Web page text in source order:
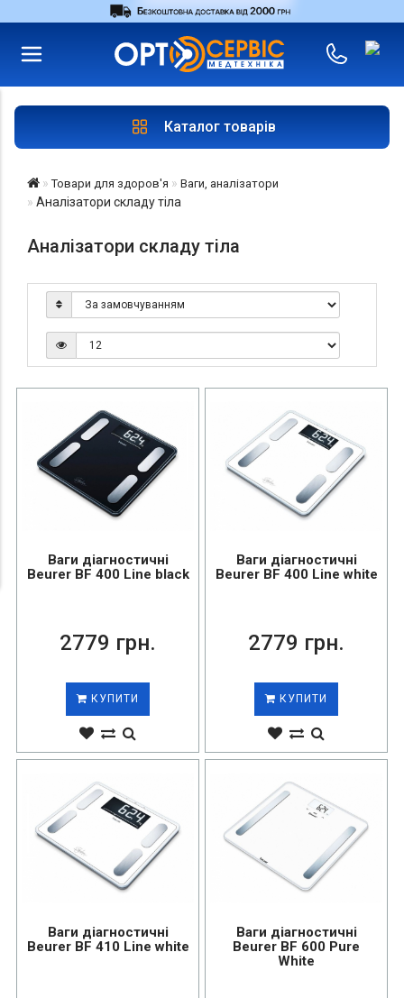
Магазини
UA Увійти
Каталог товарів
Товари для здоров'я Ваги, аналізатори
Аналізатори складу тіла
Аналізатори складу тіла
Ваги діагностичні
Beurer BF 400 Line black
2779 грн.
КУПИТИ
Ваги діагностичні
Beurer BF 400 Line white
2779 грн.
КУПИТИ
Ваги діагностичні
Beurer BF 410 Line white
Ваги діагностичні
Beurer BF 600 Pure
White